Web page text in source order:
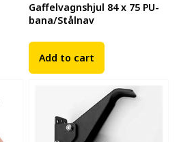
Gaffelvagnshjul 84 x 75 PU-
bana/Stålnav
Add to cart